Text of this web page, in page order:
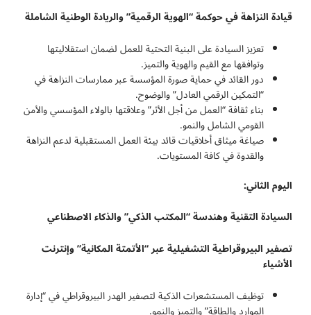
قيادة النزاهة في حوكمة “الهوية الرقمية” والريادة الوطنية الشاملة
تعزيز السيادة على البنية التحتية للعمل لضمان استقلاليتها
وتوافقها مع القيم والهوية والتميز.
دور القائد في حماية صورة المؤسسة عبر ممارسات النزاهة في
“التمكين الرقمي العادل” والوضوح.
بناء ثقافة “العمل من أجل الأثر” وعلاقتها بالولاء المؤسسي والأمن
القومي الشامل والنمو.
صياغة ميثاق أخلاقيات قائد بيئة العمل المستقبلية لدعم النزاهة
والقدوة في كافة المستويات.
اليوم الثاني:
السيادة التقنية وهندسة “المكتب الذكي” والذكاء الاصطناعي
تصفير البيروقراطية التشغيلية عبر “الأتمتة المكانية” وإنترنت
الأشياء
توظيف المستشعرات الذكية لتصفير الهدر البيروقراطي في “إدارة